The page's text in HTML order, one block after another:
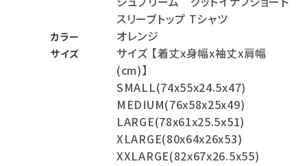
スリーブトップ Tシャツ
カラー オレンジ
サイズ
サイズ 【着丈x身幅x袖丈x肩幅
(cm)】
SMALL(74x55x24.5x47)
MEDIUM(76x58x25x49)
LARGE(78x61x25.5x51)
XLARGE(80x64x26x53)
XXLARGE(82x67x26.5x55)